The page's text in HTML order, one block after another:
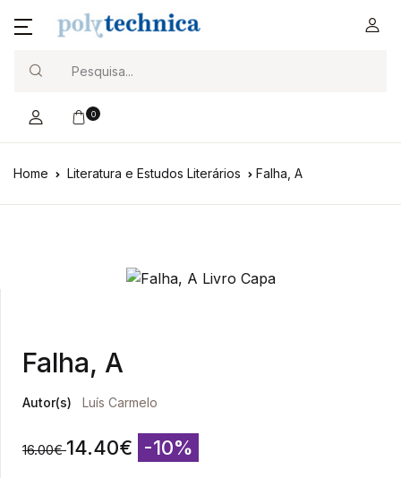
0
Home Literatura e Estudos Literários Falha, A
Falha, A
Autor(s) Luís Carmelo
16.00€ 14.40€ -10%